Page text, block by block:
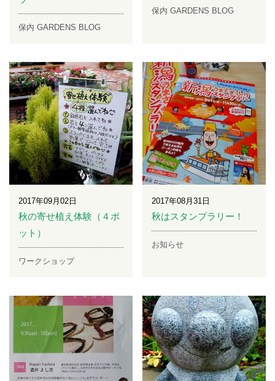
保内 GARDENS BLOG
保内 GARDENS BLOG
2017年09月02日
秋の寄せ植え体験（４ポ
ット）
ワークショップ
2017年08月31日
秋はスタンプラリー！
お知らせ